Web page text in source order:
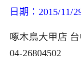
日期：2015/11/
啄木鳥大甲店
04-26804502